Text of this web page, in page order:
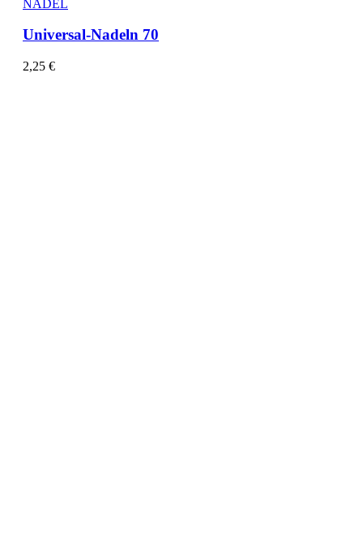
NADEL
Universal-Nadeln 70
2,25 €